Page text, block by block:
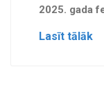
2025. gada
Lasīt tālāk